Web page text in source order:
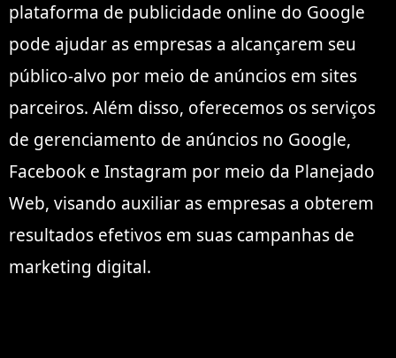
plataforma de publicidade online do Google
pode ajudar as empresas a alcançarem seu
público-alvo por meio de anúncios em sites
parceiros. Além disso, oferecemos os serviços
de gerenciamento de anúncios no Google,
Facebook e Instagram por meio da Planejado
Web, visando auxiliar as empresas a obterem
resultados efetivos em suas campanhas de
marketing digital.